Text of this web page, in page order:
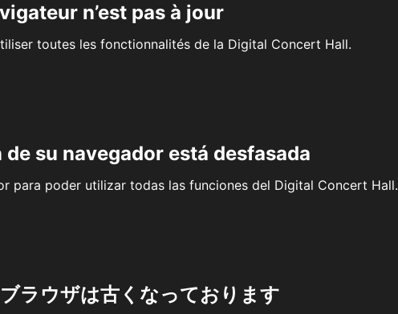
n’est pas à jour
toutes les fonctionnalités de la Digital Concert Hall.
su navegador está desfasada
para poder utilizar todas las funciones del Digital Concert Hall.
ラウザは古くなっております